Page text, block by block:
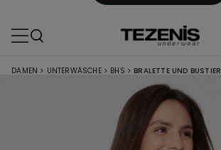
DAMEN > UNTERWÄSCHE > BHS > BRALETTE UND BUSTIER